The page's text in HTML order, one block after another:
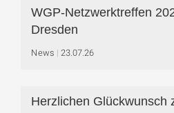
WGP-Netzwerktreffen
Dresden
News 23.07.26
Herzlichen Glückwunsch